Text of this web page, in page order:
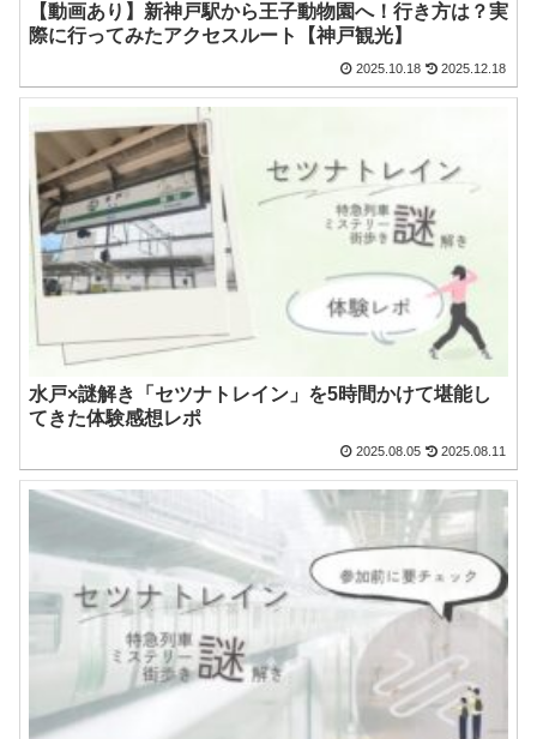
【動画あり】新神戸駅から王子動物園へ！行き方は？実
際に行ってみたアクセスルート【神戸観光】
2025.10.18 2025.12.18
水戸×謎解き「セツナトレイン」を5時間かけて堪能し
てきた体験感想レポ
2025.08.05 2025.08.11